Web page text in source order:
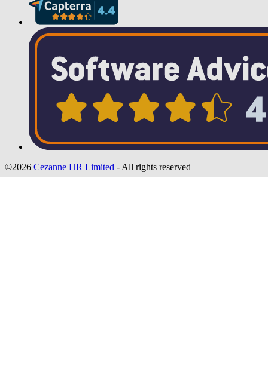
©2026 Cezanne HR Limited - All rights reserved